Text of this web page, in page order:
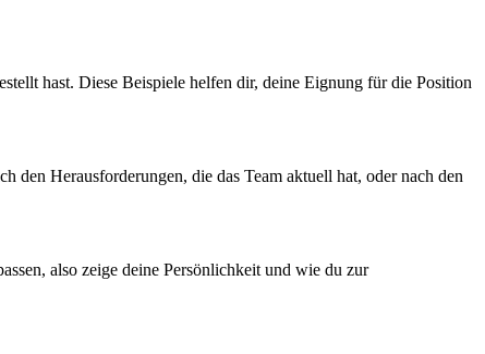
hast. Diese Beispiele helfen dir, deine Eignung für die Position
den Herausforderungen, die das Team aktuell hat, oder nach den
also zeige deine Persönlichkeit und wie du zur